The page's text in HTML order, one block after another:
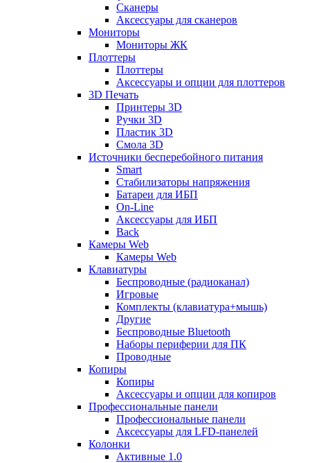
Сканеры
Аксессуары для сканеров
Мониторы
Мониторы ЖК
Плоттеры
Плоттеры
Аксессуары и опции для плоттеров
3D Печать
Принтеры 3D
Ручки 3D
Пластик 3D
Смола 3D
Источники бесперебойного питания
Smart
Стабилизаторы напряжения
Батареи для ИБП
On-Line
Аксессуары для ИБП
Back
Камеры Web
Камеры Web
Клавиатуры
Беспроводные (радиоканал)
Игровые
Комплекты (клавиатура+мышь)
Другие
Беспроводные Bluetooth
Наборы периферии для ПК
Проводные
Копиры
Копиры
Аксессуары и опции для копиров
Профессиональные панели
Профессиональные панели
Аксессуары для LFD-панелей
Колонки
Активные 1.0